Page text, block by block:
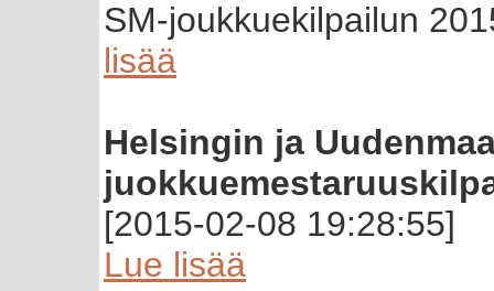
SM-joukkuekilpailun
lisää
Helsingin ja
[2015-02-08 19:28:55]
Lue lisää